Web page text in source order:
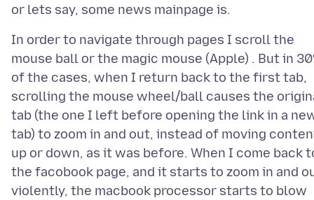
In order to navigate through pages I scroll the
mouse ball or the magic mouse (Apple) . But in
of the cases, when I return back to the first tab,
scrolling the mouse wheel/ball causes the
tab (the one I left before opening the link in a
tab) to zoom in and out, instead of moving
up or down, as it was before. When I come back
the facobook page, and it starts to zoom in and
violently, the macbook processor starts to blow